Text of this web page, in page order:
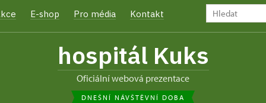
E-shop Pro média Kontakt
hospitál Kuks
oficiální webová prezentace
DNEŠNÍ NÁVŠTĚVNÍ DOBA